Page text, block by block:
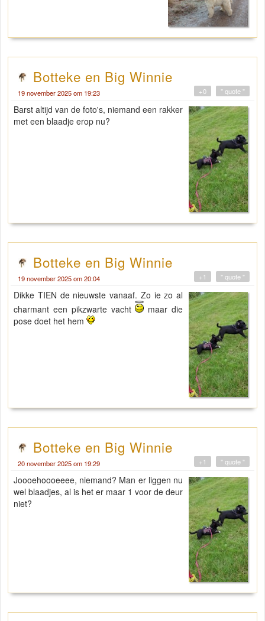
Botteke en Big Winnie
19 november 2025 om 19:23 " quote "
+0
Barst altijd van de foto's, niemand een rakker
met een blaadje erop nu?
Botteke en Big Winnie
19 november 2025 om 20:04 " quote "
+1
Dikke TIEN de nieuwste vanaaf. Zo ie zo al
charmant een pikzwarte vacht
maar die
pose doet het hem
Botteke en Big Winnie
20 november 2025 om 19:29 " quote "
+1
Joooehoooeeee, niemand? Man er liggen nu
wel blaadjes, al is het er maar 1 voor de deur
niet?